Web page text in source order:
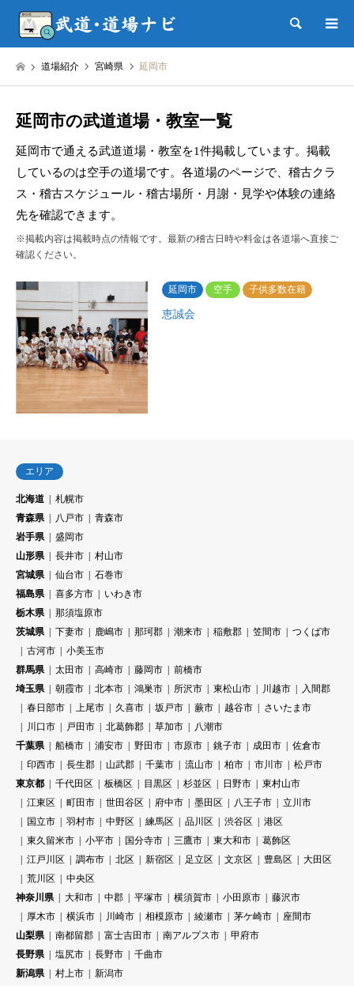
検索
道場紹介 宮崎県 延岡市
延岡市の武道道場・教室一覧
延岡市で通える武道道場・教室を1件掲載しています。掲載
しているのは空手の道場です。各道場のページで、稽古クラ
ス・稽古スケジュール・稽古場所・月謝・見学や体験の連絡
先を確認できます。
※掲載内容は掲載時点の情報です。最新の稽古日時や料金は各道場へ直接ご
確認ください。
延岡市 空手 子供多数在籍
恵誠会
エリア
北海道
札幌市
青森県
八戸市
青森市
岩手県
盛岡市
山形県
長井市
村山市
宮城県
仙台市
石巻市
福島県
喜多方市
いわき市
栃木県
那須塩原市
茨城県
下妻市 鹿嶋市 那珂郡 潮来市 稲敷郡 笠間市
つくば市
古河市
小美玉市
群馬県
太田市 高崎市 藤岡市
前橋市
埼玉県
朝霞市 北本市 鴻巣市 所沢市 東松山市 川越市
入間郡
春日部市
上尾市 久喜市 坂戸市 蕨市 越谷市
さいたま市
川口市
戸田市 北葛飾郡 草加市
八潮市
千葉県
船橋市 浦安市 野田市 市原市 銚子市 成田市
佐倉市
印西市
長生郡 山武郡 千葉市 流山市 柏市 市川市
松戸市
東京都
千代田区 板橋区 目黒区 杉並区 日野市
東村山市
江東区
町田市 世田谷区 府中市 墨田区 八王子市
立川市
国立市
羽村市 中野区 練馬区 品川区 渋谷区
港区
東久留米市
小平市 国分寺市 三鷹市 東大和市
葛飾区
江戸川区
調布市 北区 新宿区 足立区 文京区 豊島区
大田区
荒川区
中央区
神奈川県
大和市 中郡 平塚市 横須賀市 小田原市
藤沢市
厚木市
横浜市 川崎市 相模原市 綾瀬市 茅ケ崎市
座間市
山梨県
南都留郡 富士吉田市 南アルプス市
甲府市
長野県
塩尻市 長野市
千曲市
新潟県
村上市
新潟市